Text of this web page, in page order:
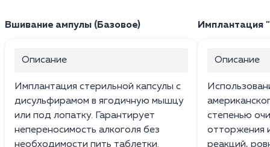
Вшивание ампулы (Базовое)
Описание
Имплантация стерильной капсулы с
дисульфирамом в ягодичную мышцу
или под лопатку. Гарантирует
непереносимость алкоголя без
необходимости пить таблетки.
Имплантация
Описание
степенью
отторжения
реакций,